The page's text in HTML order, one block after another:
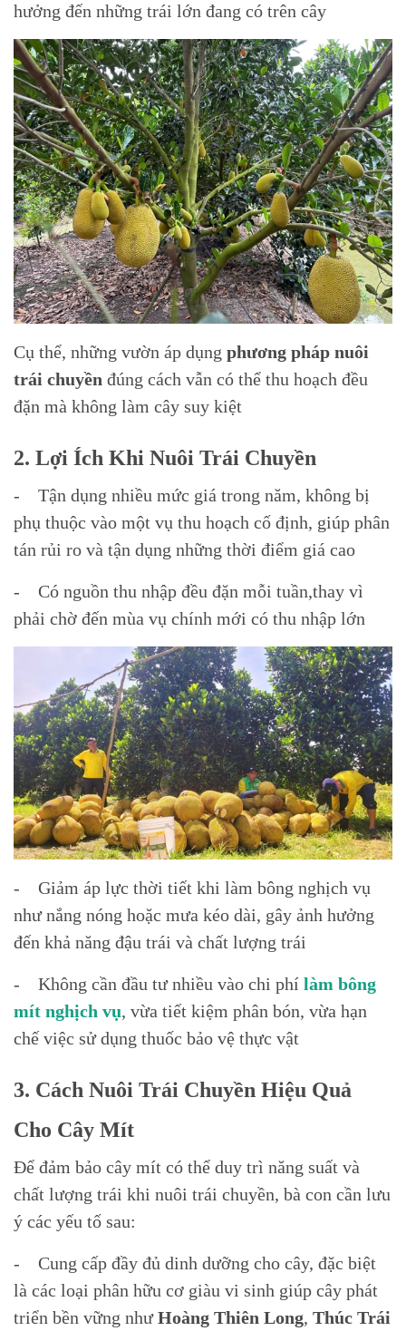
hưởng đến những trái lớn đang có trên cây
Cụ thể, những vườn áp dụng phương pháp nuôi
trái chuyền đúng cách vẫn có thể thu hoạch đều
đặn mà không làm cây suy kiệt
2. Lợi Ích Khi Nuôi Trái Chuyền
- Tận dụng nhiều mức giá trong năm, không bị
phụ thuộc vào một vụ thu hoạch cố định, giúp phân
tán rủi ro và tận dụng những thời điểm giá cao
- Có nguồn thu nhập đều đặn mỗi tuần,thay vì
phải chờ đến mùa vụ chính mới có thu nhập lớn
- Giảm áp lực thời tiết khi làm bông nghịch vụ
như nắng nóng hoặc mưa kéo dài, gây ảnh hưởng
đến khả năng đậu trái và chất lượng trái
- Không cần đầu tư nhiều vào chi phí làm bông
mít nghịch vụ, vừa tiết kiệm phân bón, vừa hạn
chế việc sử dụng thuốc bảo vệ thực vật
3. Cách Nuôi Trái Chuyền Hiệu Quả
Cho Cây Mít
Để đảm bảo cây mít có thể duy trì năng suất và
chất lượng trái khi nuôi trái chuyền, bà con cần lưu
ý các yếu tố sau:
- Cung cấp đầy đủ dinh dưỡng cho cây, đặc biệt
là các loại phân hữu cơ giàu vi sinh giúp cây phát
triển bền vững nhưHoàng Thiên Long, Thúc Trái